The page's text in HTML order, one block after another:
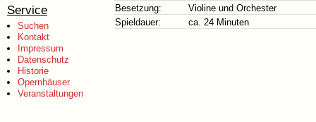
Service
Suchen
Kontakt
Impressum
Datenschutz
Historie
Opernhäuser
Veranstaltungen
Besetzung:
Violine und Orchester
Spieldauer:
ca. 24 Minuten